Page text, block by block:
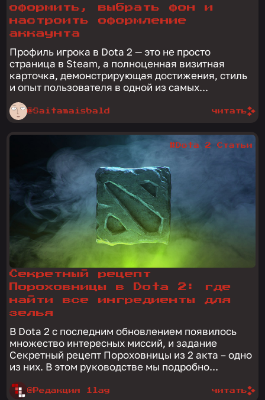
оформить, выбрать фон и
настроить оформление
аккаунта
Профиль игрока в Dota 2 — это не просто
страница в Steam, а полноценная визитная
карточка, демонстрирующая достижения, стиль
и опыт пользователя в одной из самых...
@Saitamaisbald читать
Секретный рецепт
Пороховницы в Dota 2: где
найти все ингредиенты для
зелья
В Dota 2 с последним обновлением появилось
множество интересных миссий, и задание
Секретный рецепт Пороховницы из 2 акта – одно
из них. В этом руководстве мы подробно...
@Редакция 1lag
#Dota 2 Статьи
читать